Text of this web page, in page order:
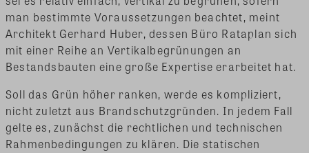
man bestimmte Voraussetzungen beachtet, meint
Architekt Gerhard Huber, dessen Büro Rataplan sich
mit einer Reihe an Vertikalbegrünungen an
Bestandsbauten eine große Expertise erarbeitet hat.
Soll das Grün höher ranken, werde es kompliziert,
nicht zuletzt aus Brandschutzgründen. In jedem Fall
gelte es, zunächst die rechtlichen und technischen
Rahmenbedingungen zu klären. Die statischen